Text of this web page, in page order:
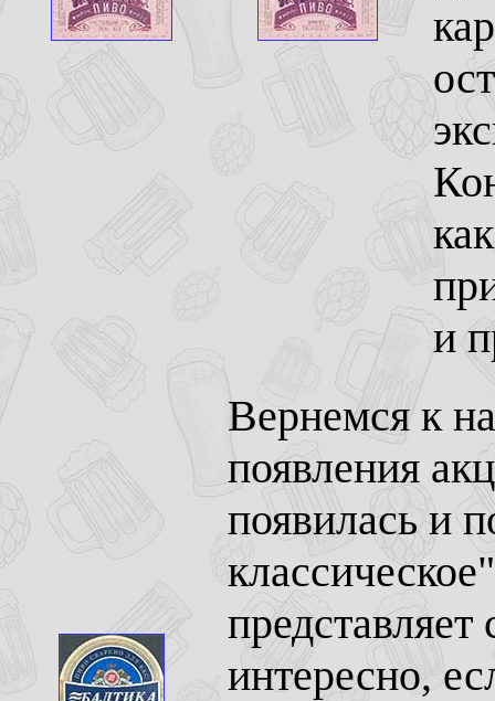
и
Вернемся к
появления
появилась и
интересно,